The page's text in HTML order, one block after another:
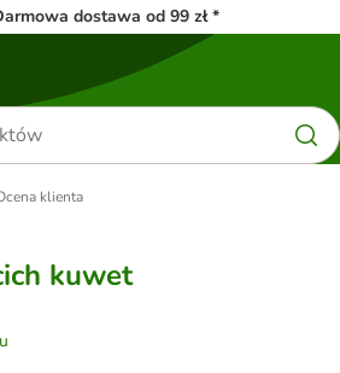
dostawa od 99 zł *
klienta
kuwet